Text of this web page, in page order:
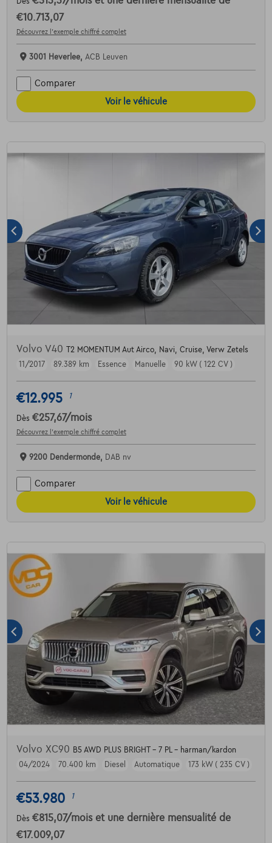
€10.713,07
Découvrez l’exemple chiffré complet
3001 Heverlee, ACB Leuven
Comparer
Voir le véhicule
Volvo V40
T2 MOMENTUM Aut Airco, Navi, Cruise, Verw Zetels
11/2017
89.389 km Essence Manuelle 90 kW ( 122 CV )
€12.995 1
Dès €257,67/mois
Découvrez l’exemple chiffré complet
9200 Dendermonde, DAB nv
Comparer
Voir le véhicule
Volvo XC90 B5 AWD PLUS BRIGHT - 7 PL - harman/kardon
04/2024
70.400 km Diesel Automatique 173 kW ( 235 CV )
€53.980 1
Dès €815,07/mois et une dernière mensualité de
€17.009,07